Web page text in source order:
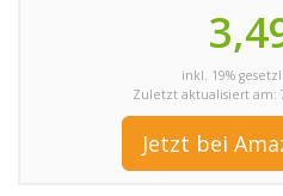
inkl. 19%
Zuletzt aktualisiert am:
Jetzt bei